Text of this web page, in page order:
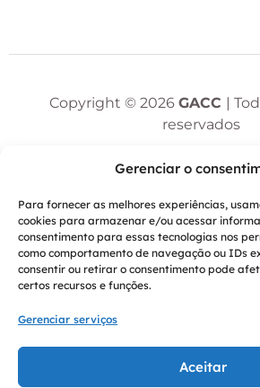
Gerenciar o
Para fornecer as melhores experiências,
cookies para armazenar e/ou acessar
consentimento para essas tecnologias nos
como comportamento de navegação ou IDs
consentir ou retirar o consentimento pode
certos recursos e funções.
Gerenciar serviços
Aceitar
Copyright © 2026 GACC |
reservados
Desenvolvido por:
Design por:Arlécio Araújo -